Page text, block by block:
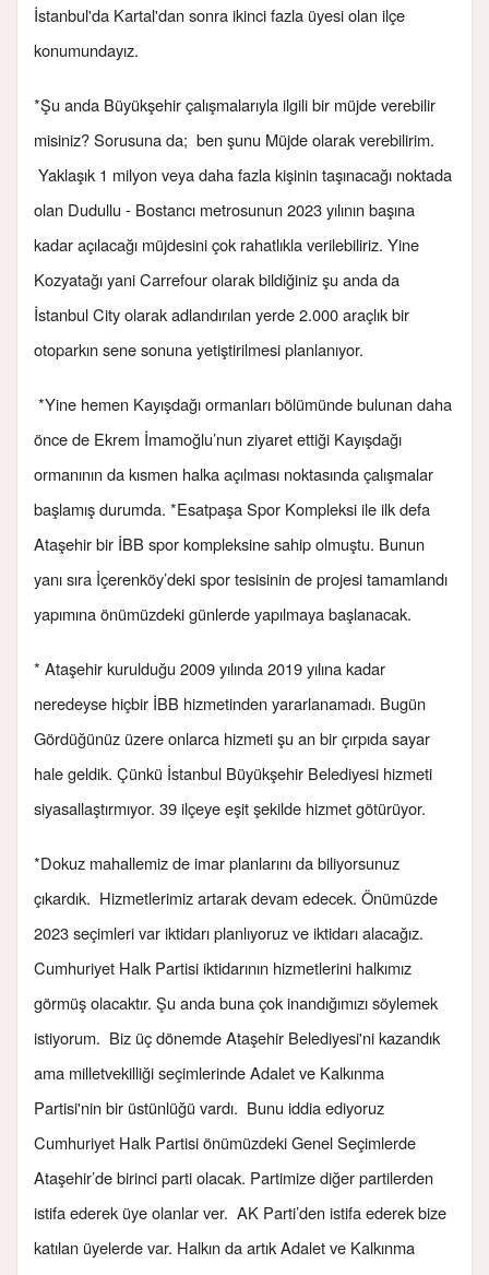
İstanbul'da Kartal'dan sonra ikinci fazla üyesi olan ilçe
konumundayız.
*Şu anda Büyükşehir çalışmalarıyla ilgili bir müjde verebilir
misiniz? Sorusuna da; ben şunu Müjde olarak verebilirim.
Yaklaşık 1 milyon veya daha fazla kişinin taşınacağı noktada
olan Dudullu - Bostancı metrosunun 2023 yılının başına
kadar açılacağı müjdesini çok rahatlıkla verilebiliriz. Yine
Kozyatağı yani Carrefour olarak bildiğiniz şu anda da
İstanbul City olarak adlandırılan yerde 2.000 araçlık bir
otoparkın sene sonuna yetiştirilmesi planlanıyor.
*Yine hemen Kayışdağı ormanları bölümünde bulunan daha
önce de Ekrem İmamoğlu’nun ziyaret ettiği Kayışdağı
ormanının da kısmen halka açılması noktasında çalışmalar
başlamış durumda. *Esatpaşa Spor Kompleksi ile ilk defa
Ataşehir bir İBB spor kompleksine sahip olmuştu. Bunun
yanı sıra İçerenköy’deki spor tesisinin de projesi tamamlandı
yapımına önümüzdeki günlerde yapılmaya başlanacak.
* Ataşehir kurulduğu 2009 yılında 2019 yılına kadar
neredeyse hiçbir İBB hizmetinden yararlanamadı. Bugün
Gördüğünüz üzere onlarca hizmeti şu an bir çırpıda sayar
hale geldik. Çünkü İstanbul Büyükşehir Belediyesi hizmeti
siyasallaştırmıyor. 39 ilçeye eşit şekilde hizmet götürüyor.
*Dokuz mahallemiz de imar planlarını da biliyorsunuz
çıkardık. Hizmetlerimiz artarak devam edecek. Önümüzde
2023 seçimleri var iktidarı planlıyoruz ve iktidarı alacağız.
Cumhuriyet Halk Partisi iktidarının hizmetlerini halkımız
görmüş olacaktır. Şu anda buna çok inandığımızı söylemek
istiyorum. Biz üç dönemde Ataşehir Belediyesi'ni kazandık
ama milletvekilliği seçimlerinde Adalet ve Kalkınma
Partisi'nin bir üstünlüğü vardı. Bunu iddia ediyoruz
Cumhuriyet Halk Partisi önümüzdeki Genel Seçimlerde
Ataşehir’de birinci parti olacak. Partimize diğer partilerden
istifa ederek üye olanlar ver. AK Parti’den istifa ederek bize
katılan üyelerde var. Halkın da artık Adalet ve Kalkınma